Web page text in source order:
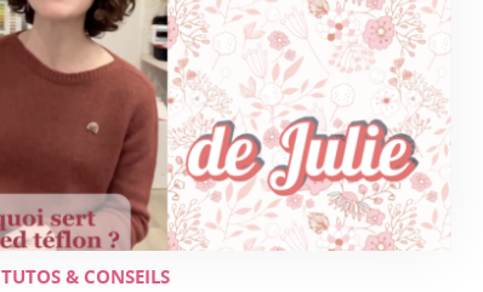
TUTOS & CONSEILS